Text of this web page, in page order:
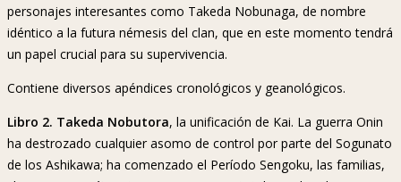
personajes interesantes como Takeda Nobunaga, de nombre
idéntico a la futura némesis del clan, que en este momento tendrá
un papel crucial para su supervivencia.
Contiene diversos apéndices cronológicos y geanológicos.
Libro 2. Takeda Nobutora, la unificación de Kai. La guerra Onin
ha destrozado cualquier asomo de control por parte del Sogunato
de los Ashikawa; ha comenzado el Período Sengoku, las familias,